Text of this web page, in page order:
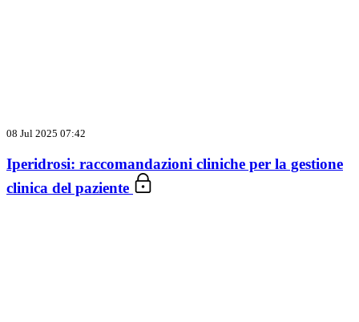
08 Jul 2025 07:42
Iperidrosi: raccomandazioni cliniche per la gestione
clinica del paziente